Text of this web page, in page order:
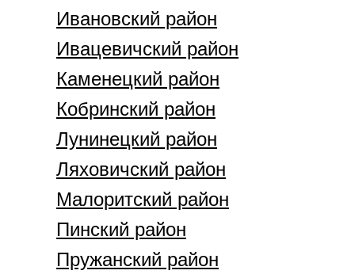
Ивановский район
Ивацевичский район
Каменецкий район
Кобринский район
Лунинецкий район
Ляховичский район
Малоритский район
Пинский район
Пружанский район